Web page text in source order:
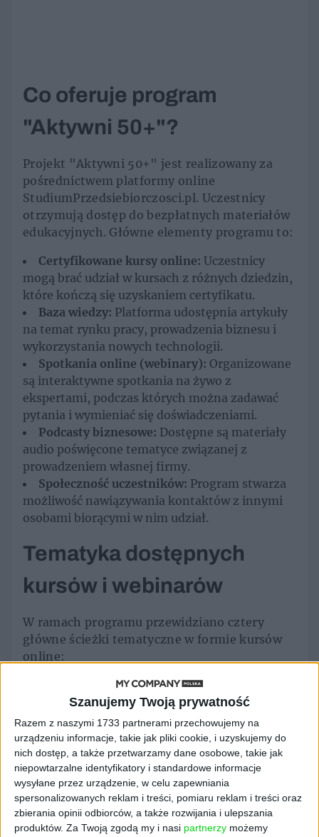
Szanujemy Twoją prywatność
Razem z naszymi 1733 partnerami przechowujemy na
urządzeniu informacje, takie jak pliki cookie, i uzyskujemy do
nich dostęp, a także przetwarzamy dane osobowe, takie jak
niepowtarzalne identyfikatory i standardowe informacje
wysyłane przez urządzenie, w celu zapewniania
spersonalizowanych reklam i treści, pomiaru reklam i treści oraz
zbierania opinii odbiorców, a także rozwijania i ulepszania
produktów. Za Twoją zgodą my i nasi partnerzy możemy
Co oferuje program
"Aktywni 50+"?
Projekt "Aktywni 50+" jest realizowany za
pośrednictwem platformy online
StudiumPrzedsiebiorczosci.pl. Uczestnicy
otrzymują dostęp do bezpłatnych materiałów
edukacyjnych. Główne elementy programu to:
Certyfikowane kursy online: Uczestnicy
mogą brać udział w kursach z różnych dziedzin,
które kończą się uzyskaniem certyfikatu.
Baza wiedzy: Platforma udostępnia artykuły
na temat rynku pracy, prowadzenia biznesu i
wykorzystania nowych technologii.
Spotkania online (webinary): Organizowane
są interaktywne spotkania na żywo z
ekspertami, podczas których można zadawać
pytania i wymieniać się doświadczeniami.
Podcasty biznesowe: Dostępne są materiały
audio poświęcone tematyce związanej z
prowadzeniem własnej firmy.
Społeczność uczestników: Program stwarza
możliwość nawiązywania kontaktów z innymi
osobami biorącymi w nim udział.
Tematyka dostępnych
kursów i webinarów
W ramach programu przewidziano cztery
główne ścieżki tematyczne w formie kursów
online:
„Biznes 50+ – nowy rozdział życia według
własnego scenariusza”– kurs poświęcony
budowaniu kariery na własnych warunkach.
„Marka osobista 50+”– materiały
dotyczące świadomego kształtowania
wizerunku zawodowego, w tym w mediach
społecznościowych.
„Nowy start 50+. Jak znaleźć nową ścieżkę
zawodową?”
– kurs dla osób planujących